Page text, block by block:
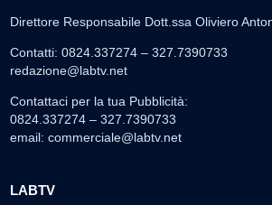
Direttore Responsabile Dott.ssa Oliviero
Contatti: 0824.337274 – 327.7390733
redazione@labtv.net
Contattaci per la tua Pubblicità:
0824.337274 – 327.7390733
email: commerciale@labtv.net
LABTV